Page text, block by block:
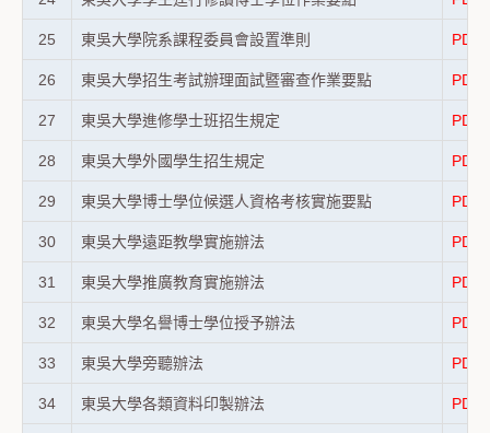
25 東吳大學院系課程委員會設置準則 PDF
26 東吳大學招生考試辦理面試暨審查作業要點 PDF
27 東吳大學進修學士班招生規定 PDF
28 東吳大學外國學生招生規定 PDF
29 東吳大學博士學位候選人資格考核實施要點 PDF
30 東吳大學遠距教學實施辦法 PDF
31 東吳大學推廣教育實施辦法 PDF
32 東吳大學名譽博士學位授予辦法 PDF
33 東吳大學旁聽辦法 PDF
34 東吳大學各類資料印製辦法 PDF